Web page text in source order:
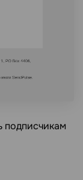
подписчикам